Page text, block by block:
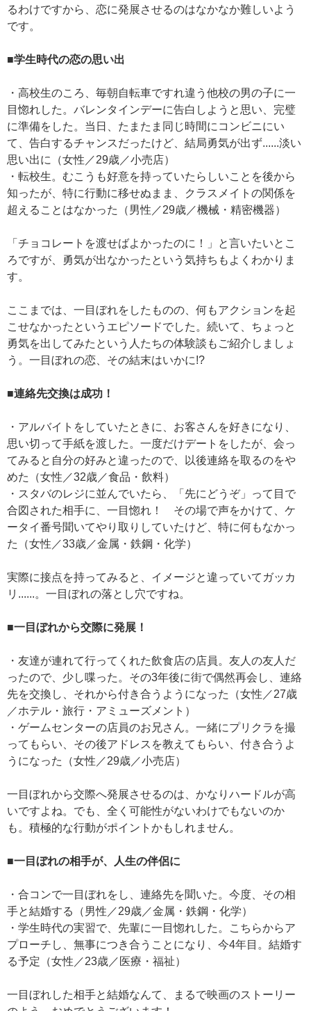
るわけですから、恋に発展させるのはなかなか難しいよう
です。
■学生時代の恋の思い出
・高校生のころ、毎朝自転車ですれ違う他校の男の子に一
目惚れした。バレンタインデーに告白しようと思い、完璧
に準備をした。当日、たまたま同じ時間にコンビニにい
て、告白するチャンスだったけど、結局勇気が出ず......淡い
思い出に（女性／29歳／小売店）
・転校生。むこうも好意を持っていたらしいことを後から
知ったが、特に行動に移せぬまま、クラスメイトの関係を
超えることはなかった（男性／29歳／機械・精密機器）
「チョコレートを渡せばよかったのに！」と言いたいとこ
ろですが、勇気が出なかったという気持ちもよくわかりま
す。
ここまでは、一目ぼれをしたものの、何もアクションを起
こせなかったというエピソードでした。続いて、ちょっと
勇気を出してみたという人たちの体験談もご紹介しましょ
う。一目ぼれの恋、その結末はいかに!?
■連絡先交換は成功！
・アルバイトをしていたときに、お客さんを好きになり、
思い切って手紙を渡した。一度だけデートをしたが、会っ
てみると自分の好みと違ったので、以後連絡を取るのをや
めた（女性／32歳／食品・飲料）
・スタバのレジに並んでいたら、「先にどうぞ」って目で
合図された相手に、一目惚れ！ その場で声をかけて、ケ
ータイ番号聞いてやり取りしていたけど、特に何もなかっ
た（女性／33歳／金属・鉄鋼・化学）
実際に接点を持ってみると、イメージと違っていてガッカ
リ......。一目ぼれの落とし穴ですね。
■一目ぼれから交際に発展！
・友達が連れて行ってくれた飲食店の店員。友人の友人だ
ったので、少し喋った。その3年後に街で偶然再会し、連絡
先を交換し、それから付き合うようになった（女性／27歳
／ホテル・旅行・アミューズメント）
・ゲームセンターの店員のお兄さん。一緒にプリクラを撮
ってもらい、その後アドレスを教えてもらい、付き合うよ
うになった（女性／29歳／小売店）
一目ぼれから交際へ発展させるのは、かなりハードルが高
いですよね。でも、全く可能性がないわけでもないのか
も。積極的な行動がポイントかもしれません。
■一目ぼれの相手が、人生の伴侶に
・合コンで一目ぼれをし、連絡先を聞いた。今度、その相
手と結婚する（男性／29歳／金属・鉄鋼・化学）
・学生時代の実習で、先輩に一目惚れした。こちらからア
プローチし、無事につき合うことになり、今4年目。結婚す
る予定（女性／23歳／医療・福祉）
一目ぼれした相手と結婚なんて、まるで映画のストーリー